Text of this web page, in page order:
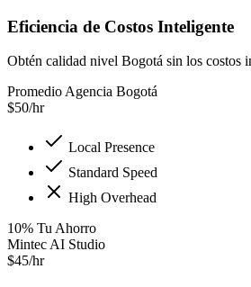
Eficiencia de Costos Inteligente
Obtén calidad nivel Bogotá sin los costos
Promedio Agencia Bogotá
$50/hr
Local Presence
Standard Speed
High Overhead
10% Tu Ahorro
Mintec AI Studio
$45/hr